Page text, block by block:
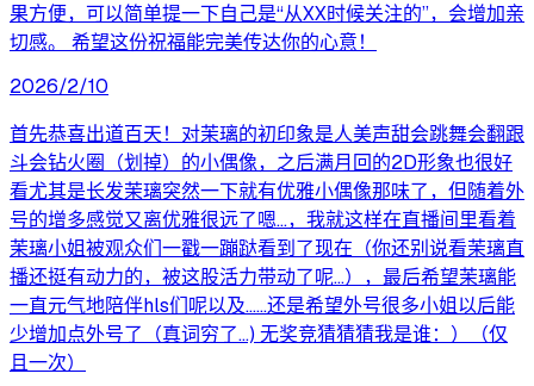
果方便，可以简单提一下自己是“从XX时候关注的”，会增加亲
切感。 希望这份祝福能完美传达你的心意！
2026/2/10
首先恭喜出道百天！对茉璃的初印象是人美声甜会跳舞会翻跟
斗会钻火圈（划掉）的小偶像，之后满月回的2D形象也很好
看尤其是长发茉璃突然一下就有优雅小偶像那味了，但随着外
号的增多感觉又离优雅很远了嗯...，我就这样在直播间里看着
茉璃小姐被观众们一戳一蹦跶看到了现在（你还别说看茉璃直
播还挺有动力的，被这股活力带动了呢...），最后希望茉璃能
一直元气地陪伴hls们呢以及......还是希望外号很多小姐以后能
少增加点外号了（真词穷了...) 无奖竞猜猜猜我是谁：）（仅
且一次）